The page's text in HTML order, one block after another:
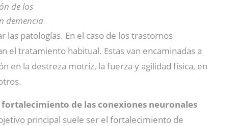
de los
demencia
las patologías. En el caso de los trastornos
el tratamiento habitual. Estas van encaminadas a
en la destreza motriz, la fuerza y agilidad física, en
fortalecimiento de las conexiones neuronales
principal suele ser el fortalecimiento de